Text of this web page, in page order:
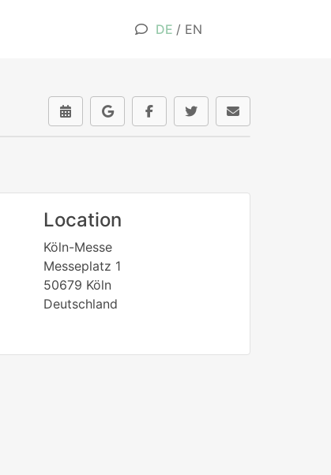
DE / EN
Location
Köln-Messe
Messeplatz 1
50679 Köln
Deutschland